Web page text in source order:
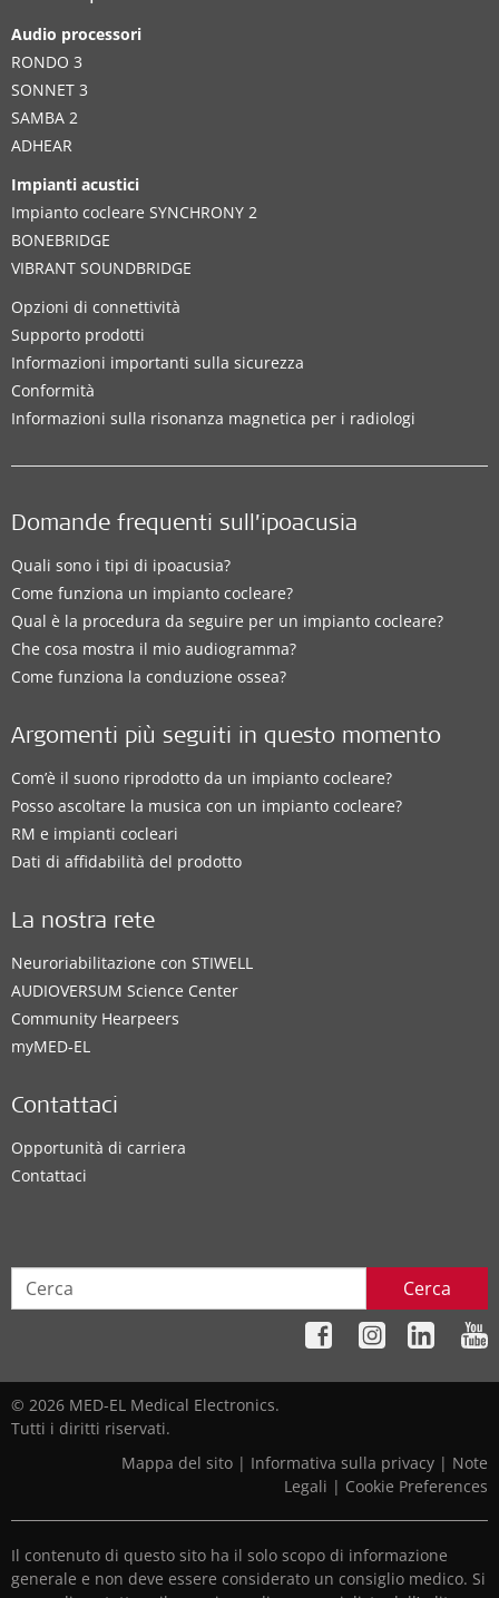
Audio processori
RONDO 3
SONNET 3
SAMBA 2
ADHEAR
Impianti acustici
Impianto cocleare SYNCHRONY 2
BONEBRIDGE
VIBRANT SOUNDBRIDGE
Opzioni di connettività
Supporto prodotti
Informazioni importanti sulla sicurezza
Conformità
Informazioni sulla risonanza magnetica per i radiologi
Domande frequenti sull’ipoacusia
Quali sono i tipi di ipoacusia?
Come funziona un impianto cocleare?
Qual è la procedura da seguire per un impianto cocleare?
Che cosa mostra il mio audiogramma?
Come funziona la conduzione ossea?
Argomenti più seguiti in questo momento
Com’è il suono riprodotto da un impianto cocleare?
Posso ascoltare la musica con un impianto cocleare?
RM e impianti cocleari
Dati di affidabilità del prodotto
La nostra rete
Neuroriabilitazione con STIWELL
AUDIOVERSUM Science Center
Community Hearpeers
myMED‑EL
Contattaci
Opportunità di carriera
Contattaci
Cerca
© 2026 MED-EL Medical Electronics.
Tutti i diritti riservati.
Mappa del sito | Informativa sulla privacy | Note
Legali | Cookie Preferences
Il contenuto di questo sito ha il solo scopo di informazione
generale e non deve essere considerato un consiglio medico. Si